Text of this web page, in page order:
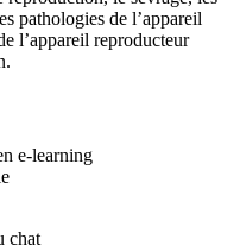
pathologies de l’appareil
l’appareil reproducteur
e-learning
chat